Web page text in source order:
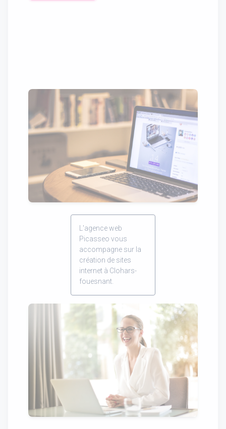
L'agence web
Picasseo vous
accompagne sur la
création de sites
internet à Clohars-
fouesnant.